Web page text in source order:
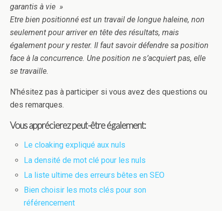
garantis à vie »
Etre bien positionné est un travail de longue haleine, non
seulement pour arriver en tête des résultats, mais
également pour y rester. Il faut savoir défendre sa position
face à la concurrence. Une position ne s’acquiert pas, elle
se travaille.
N’hésitez pas à participer si vous avez des questions ou
des remarques.
Vous apprécierez peut-être également:
Le cloaking expliqué aux nuls
La densité de mot clé pour les nuls
La liste ultime des erreurs bêtes en SEO
Bien choisir les mots clés pour son
référencement